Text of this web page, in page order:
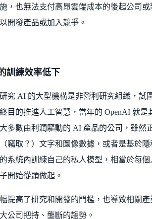
，也無法支付高昂雲端成本的後起公司或
開發產品或加入競爭。
訓練效率低下
究 AI 的大型機構是非營利研究組織，試
目的推進人工智慧，當年的 OpenAI 就是
多數由利潤驅動的 AI 產品的公司，雖然
竊取？）文字和圖像數據，或者是基於隱
系統內訓練自己的私人模型，相當於每個
開始從頭做起。
提高了研究和開發的門檻，也導致相關產
公司把持、壟斷的趨勢。